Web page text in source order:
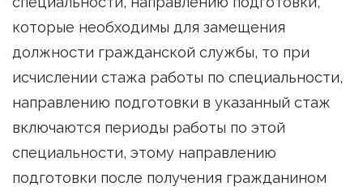
которые необходимы для замещения
должности гражданской службы, то при
исчислении стажа работы по специальности,
направлению подготовки в указанный стаж
включаются периоды работы по этой
специальности, этому направлению
подготовки после получения гражданином